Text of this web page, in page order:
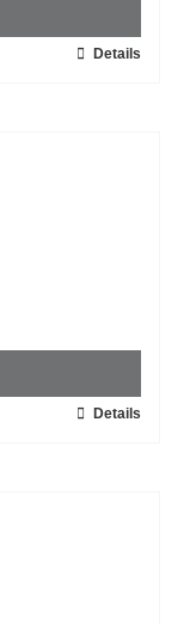
Details
Details